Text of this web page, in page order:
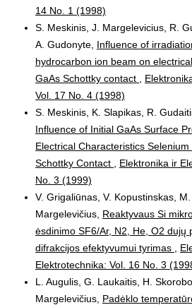
14 No. 1 (1998)
S. Meskinis, J. Margelevicius, R.
A. Gudonyte, Influence of
hydrocarbon ion beam on
GaAs Schottky contact
Vol. 17 No. 4 (1998)
S. Meskinis, K. Slapikas, R.
Influence of Initial GaAs Surface
Electrical Characteristics
Schottky Contact
Elektronika ir
No. 3 (1999)
V. Grigaliūnas, V. Kopustinskas, M.
Margelevičius, Reaktyvaus Si
ėsdinimo SF6/Ar, N2, He, O2 dujų
difrakcijos efektyvumui tyrimas
Elektrotechnika: Vol. 16 No. 3
L. Augulis, G. Laukaitis, H.
Margelevičius, Padėklo